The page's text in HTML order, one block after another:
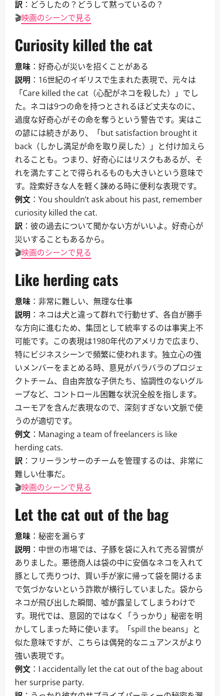
訳 ：どうしたの？どうして黙っているの？
🎬映画のシーンで見る
Curiosity killed the cat
意味 ：好奇心が災いを招くことがある
説明 ：16世紀のイギリスで生まれた表現で、元々は
「Care killed the cat（心配がネコを殺した）」でし
た。ネコは9つの命を持つとされるほど丈夫なのに、
過度な好奇心がその命を奪うという警告です。実はこ
の諺には続きがあり、「but satisfaction brought it
back（しかし満足が命を取り戻した）」と付け加えら
れることも。つまり、好奇心にはリスクもあるが、そ
れを満たすことで得られるものも大きいという意味で
す。詮索好きな人を軽く諫める時に便利な表現です。
例文 ：You shouldn’t ask about his past, remember
curiosity killed the cat.
訳 ：彼の過去について聞かない方がいいよ。好奇心が
災いすることもあるから。
🎬映画のシーンで見る
Like herding cats
意味 ：非常に難しい、無理な仕事
説明 ：ネコは犬と違って群れで行動せず、各自が勝手
な方向に進むため、集団として統率するのは事実上不
可能です。この表現は1980年代のアメリカで広まり、
特にビジネスシーンで頻繁に使われます。独立心の強
いメンバーをまとめる時、意見がバラバラのプロジェ
クトチーム、自由奔放な子供たち、協調性のないグル
ープなど、コントロール困難な状況全般を指します。
ユーモアを含んだ表現なので、深刻すぎない文脈で使
うのが適切です。
例文 ：Managing a team of freelancers is like
herding cats.
訳 ：フリーランサーのチームを管理するのは、非常に
難しい仕事だ。
🎬映画のシーンで見る
Let the cat out of the bag
意味 ：秘密を漏らす
説明 ：中世の市場では、子豚を袋に入れて売る習慣が
ありました。悪徳商人は袋の中に安価なネコを入れて
豚として売りつけ、買い手が家に帰って袋を開けるま
で気づかないという詐欺が横行していました。袋から
ネコが飛び出した瞬間、嘘が露呈してしまうわけで
す。現代では、意図的ではなく「うっかり」秘密を明
かしてしまった時に使います。「spill the beans」と
似た意味ですが、こちらは偶発的なニュアンスがより
強い表現です。
例文 ：I accidentally let the cat out of the bag about
her surprise party.